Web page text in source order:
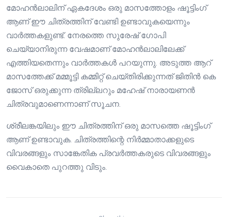
മോഹൻലാലിന് ഏകദേശം ഒരു മാസത്തോളം ഷൂട്ടിംഗ്
ആണ് ഈ ചിത്രത്തിന് വേണ്ടി ഉണ്ടാവുകയെന്നും
വാർത്തകളുണ്ട്. നേരത്തെ സുരേഷ് ഗോപി
ചെയ്യാനിരുന്ന വേഷമാണ് മോഹൻലാലിലേക്ക്
എത്തിയതെന്നും വാർത്തകൾ പറയുന്നു. അടുത്ത ആറ്
മാസത്തേക്ക് മമ്മൂട്ടി കമ്മിറ്റ് ചെയ്തിരിക്കുന്നത് ജിതിൻ കെ
ജോസ് ഒരുക്കുന്ന ത്രില്ലറും മഹേഷ് നാരായണൻ
ചിത്രവുമാണെന്നാണ് സൂചന.
ശ്രീലങ്കയിലും ഈ ചിത്രത്തിന് ഒരു മാസത്തെ ഷൂട്ടിംഗ്
ആണ് ഉണ്ടാവുക. ചിത്രത്തിന്റെ നിർമ്മാതാക്കളുടെ
വിവരങ്ങളും സാങ്കേതിക പ്രവർത്തകരുടെ വിവരങ്ങളും
വൈകാതെ പുറത്തു വിടും.